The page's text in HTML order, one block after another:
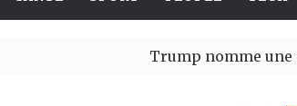
Trump nomme une